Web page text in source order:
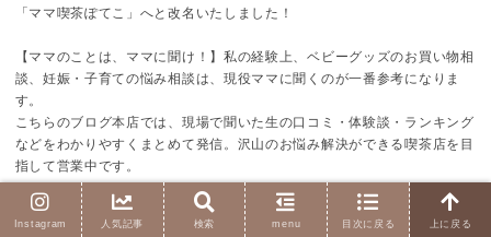
「ママ喫茶ぽてこ」へと改名いたしました！
【ママのことは、ママに聞け！】私の経験上、ベビーグッズのお買い物相
談、妊娠・子育ての悩み相談は、現役ママに聞くのが一番参考になりま
す。
こちらのブログ本店では、現場で聞いた生の口コミ・体験談・ランキング
などをわかりやすくまとめて発信。沢山のお悩み解決ができる喫茶店を目
指して営業中です。
Follow Me!
Instagram 人気記事 検索 menu 目次に戻る 上に戻る